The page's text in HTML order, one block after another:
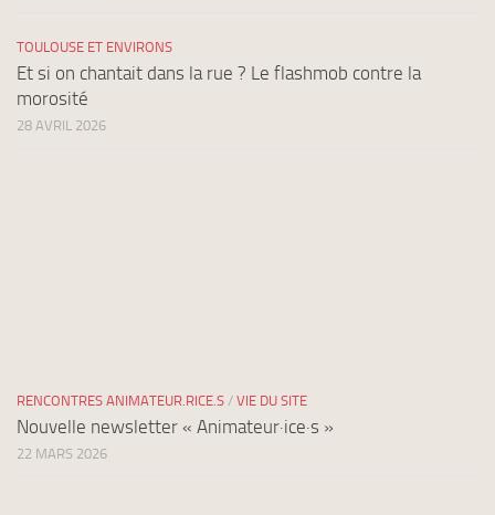
TOULOUSE ET ENVIRONS
Et si on chantait dans la rue ? Le flashmob contre la
morosité
28 AVRIL 2026
RENCONTRES ANIMATEUR.RICE.S / VIE DU SITE
Nouvelle newsletter « Animateur·ice·s »
22 MARS 2026